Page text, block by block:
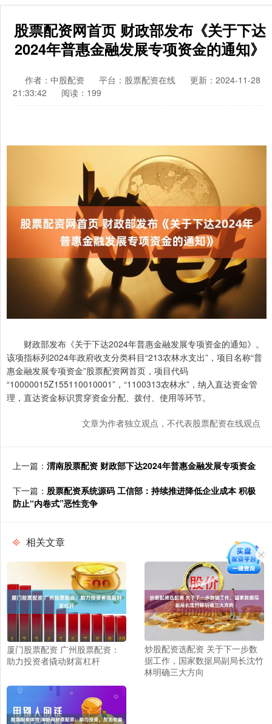
股票配资网首页 财政部发布《关于下达
2024年普惠金融发展专项资金的通知》
作者：中股配资 平台：股票配资在线
更新：2024-11-28
21:33:42
阅读：199
财政部发布《关于下达2024年普惠金融发展专项资金的通知》。
该项指标列2024年政府收支分类科目“213农林水支出”，项目名称“普
惠金融发展专项资金”股票配资网首页，项目代码
“10000015Z155110010001”，“1100313农林水”，纳入直达资金管
理，直达资金标识贯穿资金分配、拨付、使用等环节。
文章为作者独立观点，不代表股票配资在线观点
上一篇： 渭南股票配资 财政部下达2024年普惠金融发展专项资金
下一篇： 股票配资系统源码 工信部：持续推进降低企业成本 积极
防止“内卷式”恶性竞争
相关文章
厦门股票配资 广州股票配资：
助力投资者撬动财富杠杆
炒股配资选配资 关于下一步数
据工作，国家数据局副局长沈竹
林明确三大方向